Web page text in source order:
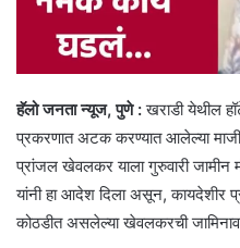
हॅलो जनता न्यूज, पुणे :खराडी येथील
प्रकरणात अटक करण्यात आलेल्या
प्रांजल खेवलकर याला गुरुवारी जामीन
यांनी हा आदेश दिला असून, कायदेशीर
कोठडीत असलेल्या खेवलकरची